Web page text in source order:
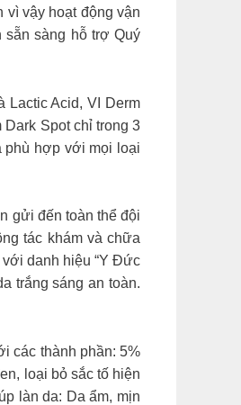
vì vậy hoạt động vận
sẵn sàng hỗ trợ Quý
Lactic Acid, VI Derm
Spot chỉ trong 3
phù hợp với mọi loại
gửi đến toàn thể đội
tác khám và chữa
danh hiệu “Y Đức
trắng sáng an toàn.
các thành phần: 5%
loại bỏ sắc tố hiện
làn da: Da ẩm, mịn